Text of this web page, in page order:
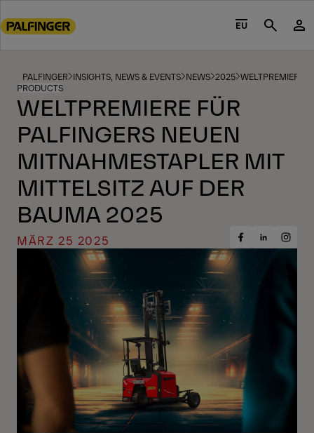
to
footer
content
EU Search
PALFINGER INSIGHTS, NEWS & EVENTS NEWS 2025 WELTPREMIERE
PRODUCTS
WELTPREMIERE FÜR
PALFINGERS NEUEN
MITNAHMESTAPLER MIT
MITTELSITZ AUF DER
BAUMA 2025
MÄRZ 25 2025
ShareShareShare